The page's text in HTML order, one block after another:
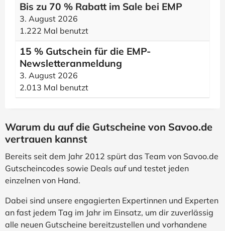
Bis zu 70 % Rabatt im Sale bei EMP
3. August 2026
1.222 Mal benutzt
15 % Gutschein für die EMP-
Newsletteranmeldung
3. August 2026
2.013 Mal benutzt
Warum du auf die Gutscheine von Savoo.de
vertrauen kannst
Bereits seit dem Jahr 2012 spürt das Team von Savoo.de
Gutscheincodes sowie Deals auf und testet jeden
einzelnen von Hand.
Dabei sind unsere engagierten Expertinnen und Experten
an fast jedem Tag im Jahr im Einsatz, um dir zuverlässig
alle neuen Gutscheine bereitzustellen und vorhandene